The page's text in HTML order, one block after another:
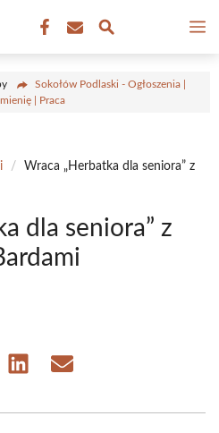
Sokołów Podlaski - Ogłoszenia |
| Praca
/
Wraca „Herbatka dla seniora” z
dla seniora” z
Share Share